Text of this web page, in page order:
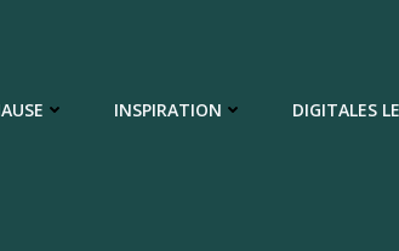
INSPIRATION DIGITALES